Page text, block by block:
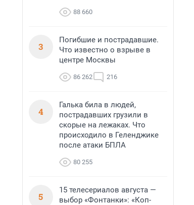
88 660
3
Погибшие и пострадавшие.
Что известно о взрыве в
центре Москвы
86 262 216
4
Галька била в людей,
пострадавших грузили в
скорые на лежаках. Что
происходило в Геленджике
после атаки БПЛА
80 255
5
15 телесериалов августа —
выбор «Фонтанки»: «Коп-